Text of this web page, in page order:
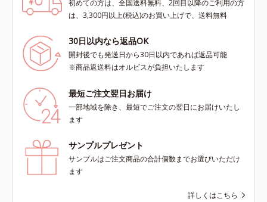
初めての方は、全国送料無料、2回目以降のご利用の方
は、3,300円以上(税込)のお買い上げで、送料無料
30日以内なら返品OK
開封後でも発送日から30日以内であれば返品可能
※商品返送料はオルビスが負担いたします
最短ご注文翌日お届け
一部地域を除き、最短でご注文の翌日にお届けいたし
ます
サンプルプレゼント
サンプルはご注文商品の合計個数までお選びいただけ
ます
詳しくはこちら